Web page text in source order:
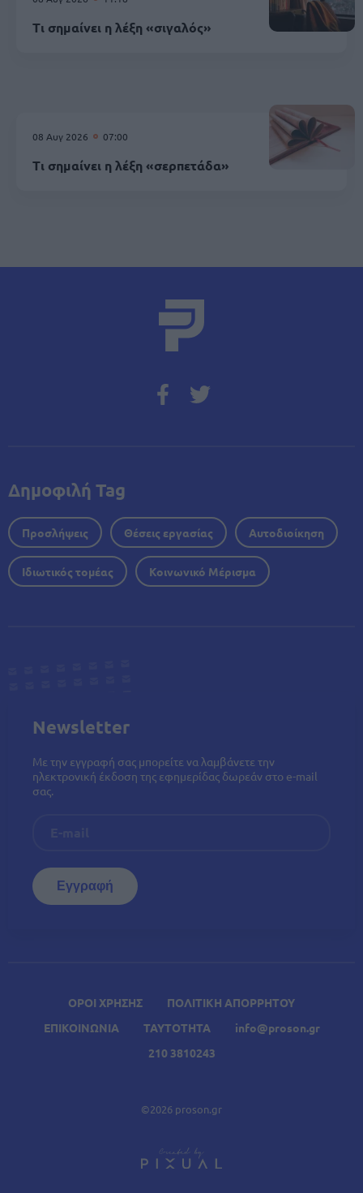
A Σχετικά Άρθρα
Τι σημαίνει η λέξη «σιγαλός»
08 Αυγ 2026 07:00
Τι σημαίνει η λέξη «σερπετάδα»
ΟΡΟΙ ΧΡΗΣΗΣ
ΠΟΛΙΤΙΚΗ ΑΠΟΡΡΗΤΟΥ
ΕΠΙΚΟΙΝΩΝΙΑ
ΤΑΥΤΟΤΗΤΑ
info@proson.gr
210 3810243
©2026 proson.gr
Δημοφιλή Tag
Προσλήψεις Θέσεις εργασίας Αυτοδιοίκηση
Ιδιωτικός τομέας Κοινωνικό Μέρισμα
Newsletter
Με την εγγραφή σας μπορείτε να λαμβάνετε την
ηλεκτρονική έκδοση της εφημερίδας δωρεάν στο e-mail
σας.